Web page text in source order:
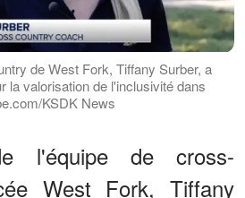
de West Fork, Tiffany Surber, a
la valorisation de l'inclusivité dans
KSDK News
l'équipe de cross-
West Fork, Tiffany